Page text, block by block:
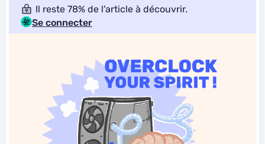
Il reste 78% de l'article à découvrir.
Se connecter